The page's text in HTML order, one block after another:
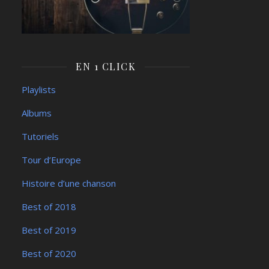
EN 1 CLICK
Playlists
Albums
Tutoriels
Tour d’Europe
Histoire d’une chanson
Best of 2018
Best of 2019
Best of 2020